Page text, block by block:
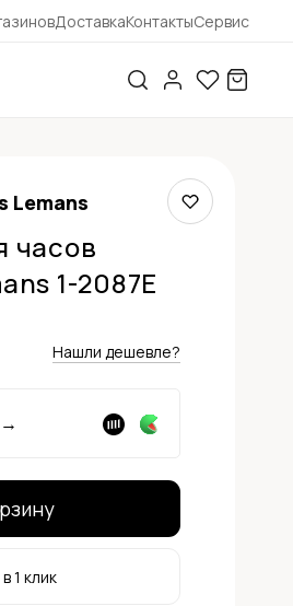
ДоставкаКонтактыСервис
Lemans
часов
1-2087E
Нашли дешевле?
→
1 клик